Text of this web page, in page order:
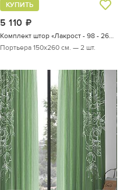
5 110
КУПИТЬ
Комплект штор «Лакрост - 98 - 260 см»
Портьера 150х260 см. — 2 шт.